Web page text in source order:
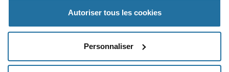
Autoriser tous les cookies
Personnaliser
Resources, Articles, News & Events